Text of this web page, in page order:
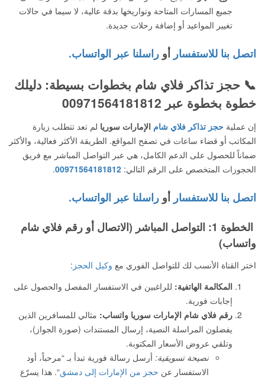
جميع المسارات المتاحة وتواريخها بدقة عالية، لا سيما في حالات
تغيير المواعيد أو إضافة رحلات جديدة.
اتصل بنا للاستفسار أو راسلنا عبر الواتساب.
📞 حجز تذاكر فلاي شام بخطوات بسيطة: دليلك
خطوة بخطوة عبر 00971564181812
إن عملية حجز تذاكر فلاي شام الإمارات سوريا لم تعد تتطلب زيارة
المكاتب أو قضاء ساعات في تصفح المواقع. الطريقة الأكثر فعالية، والأكثر
ضماناً للحصول على الدعم الكامل، هي عبر التواصل المباشر مع فريق
الحجوزات المتخصص على الرقم التالي: 00971564181812
.
اتصل بنا للاستفسار أو راسلنا عبر الواتساب.
الخطوة 1: التواصل المباشر (الاتصال أو رقم فلاي شام
واتساب)
اختر القناة الأنسب لك للتواصل الفوري مع وكيل الحجز :
المكالمة الهاتفية: للراغبين في الاستفسار المفصل والحصول على
إجابات فورية.
رقم فلاي شام الإمارات سوريا واتساب: مثالي للمسافرين الذين
يفضلون المراسلة النصية، إرسال المستندات (صورة الجواز)،
وتلقي عروض الأسعار المكتوبة.
نصيحة تسويقية: أرسل رسالة فورية تبدأ بـ “مرحباً، أود
الاستفسار عن حجز من الإمارات إلى دمشق“. هذا يسرّع